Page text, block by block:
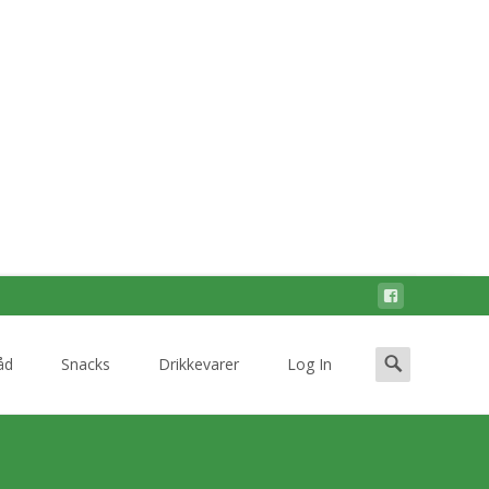
Snacks Drikkevarer Log In
Search
for: